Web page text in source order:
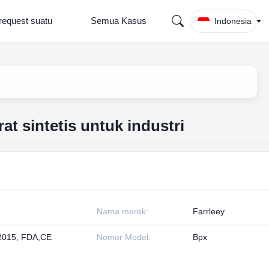
suatu Semua Kasus Indonesia
sintetis untuk industri
Nama merek: Farrleey
FDA,CE Nomor Model: Bpx